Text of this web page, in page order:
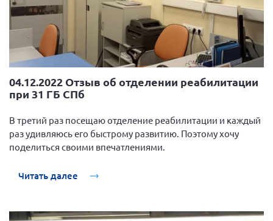
04.12.2022 Отзыв об отделении реабилитации
при 31 ГБ СПб
В третий раз посещаю отделение реабилитации и каждый
раз удивляюсь его быстрому развитию. Поэтому хочу
поделиться своими впечатлениями.
Читать далее